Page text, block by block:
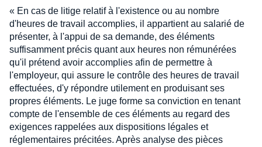
« En cas de litige relatif à l'existence ou au nombre
d'heures de travail accomplies, il appartient au salarié de
présenter, à l'appui de sa demande, des éléments
suffisamment précis quant aux heures non rémunérées
qu'il prétend avoir accomplies afin de permettre à
l'employeur, qui assure le contrôle des heures de travail
effectuées, d'y répondre utilement en produisant ses
propres éléments. Le juge forme sa conviction en tenant
compte de l'ensemble de ces éléments au regard des
exigences rappelées aux dispositions légales et
réglementaires précitées. Après analyse des pièces